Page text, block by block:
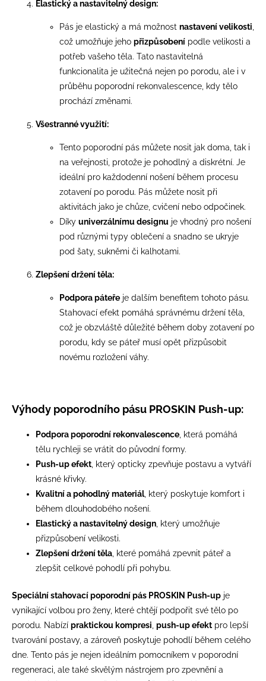
Elastický a nastavitelný design:
Pás je elastický a má možnost nastavení velikosti
což umožňuje jeho přizpůsobení podle velikosti a
potřeb vašeho těla. Tato nastavitelná
funkcionalita je užitečná nejen po porodu, ale i v
průběhu poporodní rekonvalescence, kdy tělo
prochází změnami.
Všestranné využití:
Tento poporodní pás můžete nosit jak doma, tak i
na veřejnosti, protože je pohodlný a diskrétní. Je
ideální pro každodenní nošení během procesu
zotavení po porodu. Pás můžete nosit při
aktivitách jako je chůze, cvičení nebo odpočinek.
Díky univerzálnímu designu je vhodný pro nošení
pod různými typy oblečení a snadno se ukryje
pod šaty, sukněmi či kalhotami.
Zlepšení držení těla:
Podpora páteře je dalším benefitem tohoto pásu.
Stahovací efekt pomáhá správnému držení těla,
což je obzvláště důležité během doby zotavení po
porodu, kdy se páteř musí opět přizpůsobit
novému rozložení váhy.
Výhody poporodního pásu PROSKIN Push-up:
Podpora poporodní rekonvalescence , která pomáhá
tělu rychleji se vrátit do původní formy.
Push-up efekt , který opticky zpevňuje postavu a vytváří
krásné křivky.
Kvalitní a pohodlný materiál, který poskytuje komfort i
během dlouhodobého nošení.
Elastický a nastavitelný design , který umožňuje
přizpůsobení velikosti.
Zlepšení držení těla , které pomáhá zpevnit páteř a
zlepšit celkové pohodlí při pohybu.
Speciální stahovací poporodní pás PROSKIN Push-up je
vynikající volbou pro ženy, které chtějí podpořit své tělo po
porodu. Nabízí praktickou kompresi push-up efekt pro lepší
tvarování postavy, a zároveň poskytuje pohodlí během celého
dne. Tento pás je nejen ideálním pomocníkem v poporodní
regeneraci, ale také skvělým nástrojem pro zpevnění a